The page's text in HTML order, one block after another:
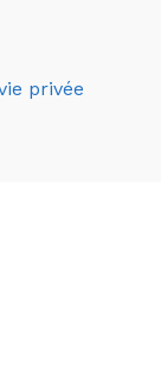
privée